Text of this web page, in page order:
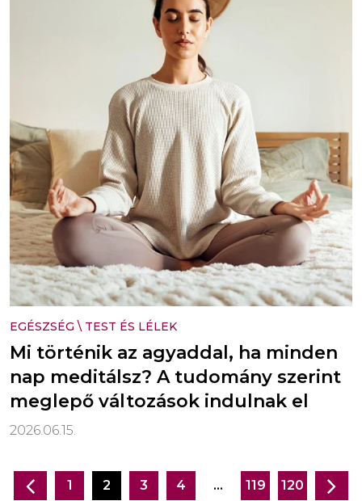
EGÉSZSÉG \ TEST ÉS LÉLEK
Mi történik az agyaddal, ha minden
nap meditálsz? A tudomány szerint
meglepő változások indulnak el
2026.06.15.
Bejegyzés
1 2 3 4 … 119 120